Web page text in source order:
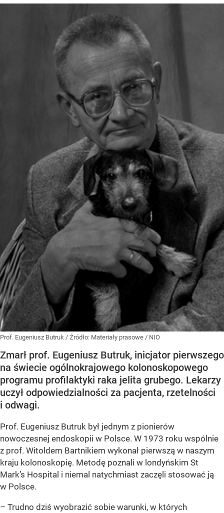
Prof. Eugeniusz Butruk / Źródło: Materiały prasowe / NIO
Zmarł prof. Eugeniusz Butruk, inicjator pierwszego
na świecie ogólnokrajowego kolonoskopowego
programu profilaktyki raka jelita grubego. Lekarzy
uczył odpowiedzialności za pacjenta, rzetelności
i odwagi.
Prof. Eugeniusz Butruk był jednym z pionierów
nowoczesnej endoskopii w Polsce. W 1973 roku wspólnie
z prof. Witoldem Bartnikiem wykonał pierwszą w naszym
kraju kolonoskopię. Metodę poznali w londyńskim St
Mark’s Hospital i niemal natychmiast zaczęli stosować ją
w Polsce.
– Trudno dziś wyobrazić sobie warunki, w których